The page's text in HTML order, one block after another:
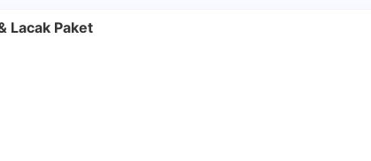
Lacak Paket